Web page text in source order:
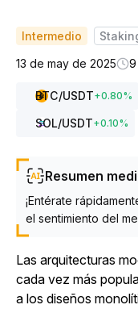
Intermedio
13 de may de 2025
9
BTC/USDT+0.80%
SOL/USDT+0.10%
Resumen
¡Entérate
el sentimiento del
Las arquitecturas
cada vez más
a los diseños